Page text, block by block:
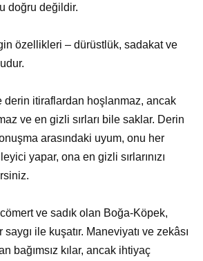
doğru değildir.
özellikleri – dürüstlük, sadakat ve
derin itiraflardan hoşlanmaz, ancak
ve en gizli sırları bile saklar. Derin
arasındaki uyum, onu her
yapar, ona en gizli sırlarınızı
cömert ve sadık olan Boğa-Köpek,
ile kuşatır. Maneviyatı ve zekâsı
bağımsız kılar, ancak ihtiyaç